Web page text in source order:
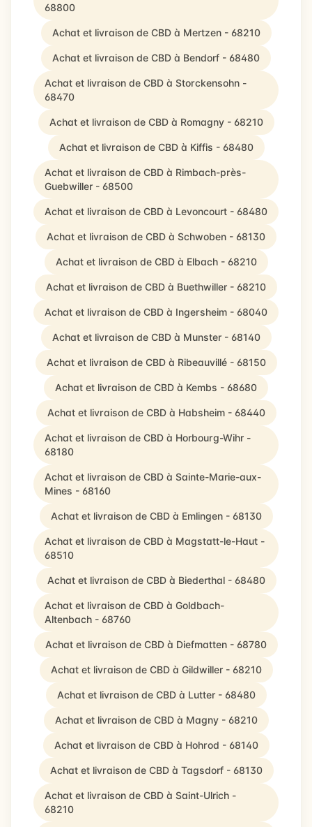
68800
Achat et livraison de CBD à Mertzen - 68210
Achat et livraison de CBD à Bendorf - 68480
Achat et livraison de CBD à Storckensohn -
68470
Achat et livraison de CBD à Romagny - 68210
Achat et livraison de CBD à Kiffis - 68480
Achat et livraison de CBD à Rimbach-près-
Guebwiller - 68500
Achat et livraison de CBD à Levoncourt - 68480
Achat et livraison de CBD à Schwoben - 68130
Achat et livraison de CBD à Elbach - 68210
Achat et livraison de CBD à Buethwiller - 68210
Achat et livraison de CBD à Ingersheim - 68040
Achat et livraison de CBD à Munster - 68140
Achat et livraison de CBD à Ribeauvillé - 68150
Achat et livraison de CBD à Kembs - 68680
Achat et livraison de CBD à Habsheim - 68440
Achat et livraison de CBD à Horbourg-Wihr -
68180
Achat et livraison de CBD à Sainte-Marie-aux-
Mines - 68160
Achat et livraison de CBD à Emlingen - 68130
Achat et livraison de CBD à Magstatt-le-Haut -
68510
Achat et livraison de CBD à Biederthal - 68480
Achat et livraison de CBD à Goldbach-
Altenbach - 68760
Achat et livraison de CBD à Diefmatten - 68780
Achat et livraison de CBD à Gildwiller - 68210
Achat et livraison de CBD à Lutter - 68480
Achat et livraison de CBD à Magny - 68210
Achat et livraison de CBD à Hohrod - 68140
Achat et livraison de CBD à Tagsdorf - 68130
Achat et livraison de CBD à Saint-Ulrich -
68210